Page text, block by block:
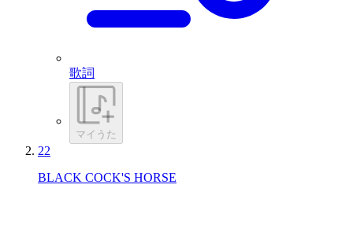
歌詞
マイうた
22
BLACK COCK'S HORSE